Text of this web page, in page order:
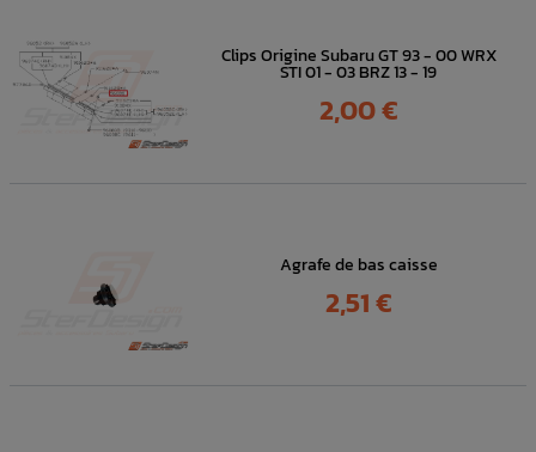
Clips Origine Subaru GT 93 - 00 WRX
STI 01 - 03 BRZ 13 - 19
Prix
2,00 €
Agrafe de bas caisse
Prix
2,51 €